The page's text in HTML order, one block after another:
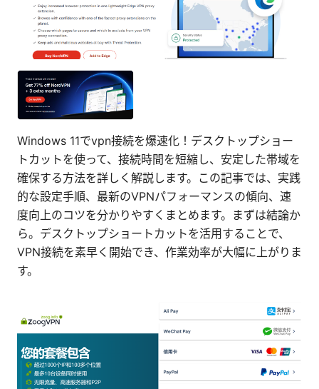
Windows 11でvpn接続を爆速化！デスクトップショー
トカットを使って、接続時間を短縮し、安定した帯域を
確保する方法を詳しく解説します。この記事では、実践
的な設定手順、最新のVPNパフォーマンスの傾向、速
度向上のコツを分かりやすくまとめます。まずは結論か
ら。デスクトップショートカットを活用することで、
VPN接続を素早く開始でき、作業効率が大幅に上がりま
す。